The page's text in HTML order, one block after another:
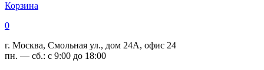
Корзина
0
г. Москва, Смольная ул., дом 24А, офис 24
пн. — сб.: с 9:00 до 18:00